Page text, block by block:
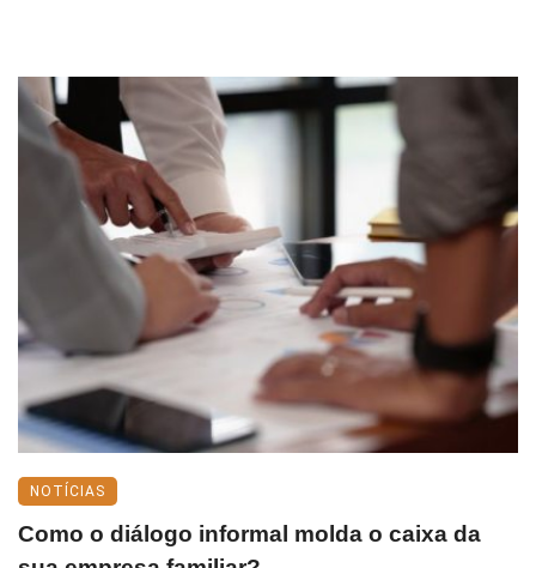
NOTÍCIAS
Como o diálogo informal molda o caixa da